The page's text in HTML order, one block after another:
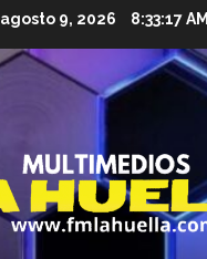
agosto 9, 2026 8:33:18 AM